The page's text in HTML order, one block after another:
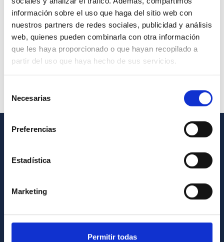
información sobre el uso que haga del sitio web con
nuestros partners de redes sociales, publicidad y análisis
web, quienes pueden combinarla con otra información
que les haya proporcionado o que hayan recopilado a
partir del uso que haya hecho de sus servicios.
consentimiento
Necesarias
Preferencias
Estadística
Marketing
Permitir todas
Contacto
Directorio de personal
Biblioteca